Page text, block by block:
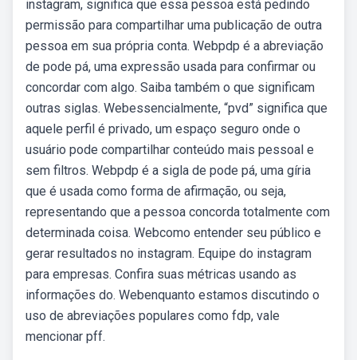
instagram, significa que essa pessoa está pedindo
permissão para compartilhar uma publicação de outra
pessoa em sua própria conta. Webpdp é a abreviação
de pode pá, uma expressão usada para confirmar ou
concordar com algo. Saiba também o que significam
outras siglas. Webessencialmente, “pvd” significa que
aquele perfil é privado, um espaço seguro onde o
usuário pode compartilhar conteúdo mais pessoal e
sem filtros. Webpdp é a sigla de pode pá, uma gíria
que é usada como forma de afirmação, ou seja,
representando que a pessoa concorda totalmente com
determinada coisa. Webcomo entender seu público e
gerar resultados no instagram. Equipe do instagram
para empresas. Confira suas métricas usando as
informações do. Webenquanto estamos discutindo o
uso de abreviações populares como fdp, vale
mencionar pff.